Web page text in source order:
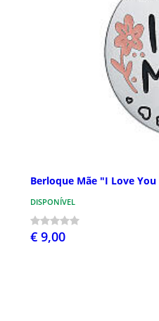
Berloque Mãe "I Love
DISPONÍVEL
€ 9,00